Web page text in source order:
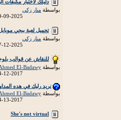
دليلك لاختيار مكيفات
بواسطة منار زكي
09-2025
تحميل لعبة ببجي موبايل
بواسطة منار زكي
12-2025
للنقاش عن قوالب
بواسطة El-Badawy
12-2017
نريد رليك في هده
بواسطة El-Badawy
13-2017
She's not virtual